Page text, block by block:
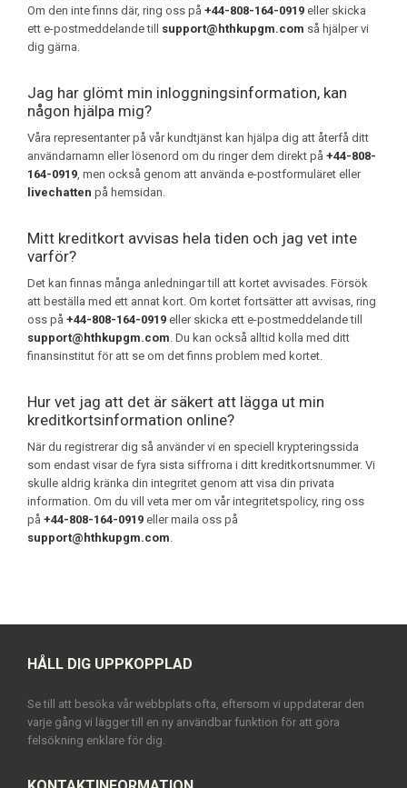
Om den inte finns där, ring oss på +44-808-164-0919 eller skicka
ett e-postmeddelande till support@hthkupgm.com så hjälper vi
dig gärna.
Jag har glömt min inloggningsinformation, kan
någon hjälpa mig?
Våra representanter på vår kundtjänst kan hjälpa dig att återfå ditt
användarnamn eller lösenord om du ringer dem direkt på +44-808-
164-0919 , men också genom att använda e-postformuläret eller
livechatten på hemsidan.
Mitt kreditkort avvisas hela tiden och jag vet inte
varför?
Det kan finnas många anledningar till att kortet avvisades. Försök
att beställa med ett annat kort. Om kortet fortsätter att avvisas, ring
oss på +44-808-164-0919 eller skicka ett e-postmeddelande till
support@hthkupgm.com . Du kan också alltid kolla med ditt
finansinstitut för att se om det finns problem med kortet.
Hur vet jag att det är säkert att lägga ut min
kreditkortsinformation online?
När du registrerar dig så använder vi en speciell krypteringssida
som endast visar de fyra sista siffrorna i ditt kreditkortsnummer. Vi
skulle aldrig kränka din integritet genom att visa din privata
information. Om du vill veta mer om vår integritetspolicy, ring oss
på +44-808-164-0919 eller maila oss på
support@hthkupgm.com
HÅLL DIG UPPKOPPLAD
Se till att besöka vår webbplats ofta, eftersom vi uppdaterar den
varje gång vi lägger till en ny användbar funktion för att göra
felsökning enklare för dig.